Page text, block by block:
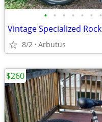
• • • • • • •
8/2 Arbutus
$260